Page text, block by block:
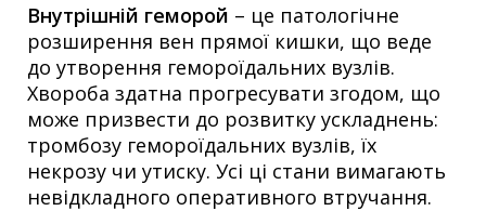
Внутрішній геморой – це патологічне
розширення вен прямої кишки, що веде
до утворення гемороїдальних вузлів.
Хвороба здатна прогресувати згодом, що
може призвести до розвитку ускладнень:
тромбозу гемороїдальних вузлів, їх
некрозу чи утиску. Усі ці стани вимагають
невідкладного оперативного втручання.